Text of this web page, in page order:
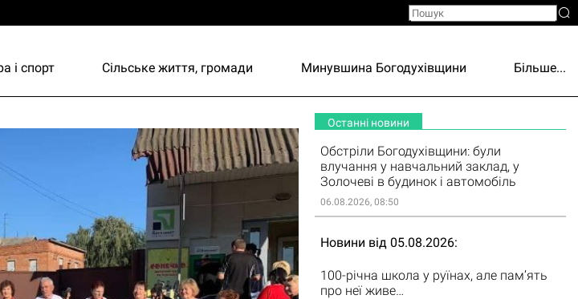
і спорт Сільське життя, громади Минувшина Богодухівщини Більше...
Останні новини
Обстріли Богодухівщини: були
влучання у навчальний заклад, у
Золочеві в будинок і автомобіль
06.08.2026, 08:50
Новини від 05.08.2026
100-річна школа у руїнах, але пам’ять
про неї живе…